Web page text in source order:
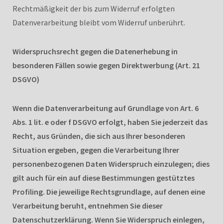
Rechtmäßigkeit der bis zum Widerruf erfolgten
Datenverarbeitung bleibt vom Widerruf unberührt.
Widerspruchsrecht gegen die Datenerhebung in
besonderen Fällen sowie gegen Direktwerbung (Art. 21
DSGVO)
Wenn die Datenverarbeitung auf Grundlage von Art. 6
Abs. 1 lit. e oder f DSGVO erfolgt, haben Sie jederzeit das
Recht, aus Gründen, die sich aus Ihrer besonderen
Situation ergeben, gegen die Verarbeitung Ihrer
personenbezogenen Daten Widerspruch einzulegen; dies
gilt auch für ein auf diese Bestimmungen gestütztes
Profiling. Die jeweilige Rechtsgrundlage, auf denen eine
Verarbeitung beruht, entnehmen Sie dieser
Datenschutzerklärung. Wenn Sie Widerspruch einlegen,